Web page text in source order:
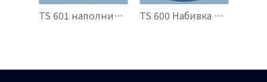
TS 601 наполнитель GFO®, армированный тетрагональным арамидом TS 600 Набивка из переплетенного арамида и графита из ПТФЭ